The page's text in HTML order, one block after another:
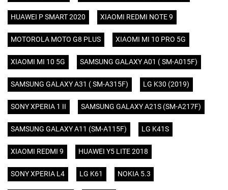
HUAWEI P SMART 2020 XIAOMI REDMI NOTE 9
MOTOROLA MOTO G8 PLUS XIAOMI MI 10 PRO 5G
XIAOMI MI 10 5G SAMSUNG GALAXY A01 ( SM-A015F)
SAMSUNG GALAXY A31 ( SM-A315F) LG K30 (2019)
SONY XPERIA 1 II SAMSUNG GALAXY A21S (SM-A217F)
SAMSUNG GALAXY A11 (SM-A115F) LG K41S
XIAOMI REDMI 9 HUAWEI Y5 LITE 2018
SONY XPERIA L4 LG K61 NOKIA 5.3